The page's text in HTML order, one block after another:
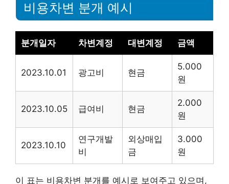
비용차변 분개 예시
분개일자 차변계정 대변계정 금액
2023.10.01 광고비 현금
5.000
원
2023.10.05 급여비 현금
2.000
원
2023.10.10
연구개발
비
외상매입
금
3.000
원
이 표는 비용차변 분개를 예시로 보여주고 있으며,